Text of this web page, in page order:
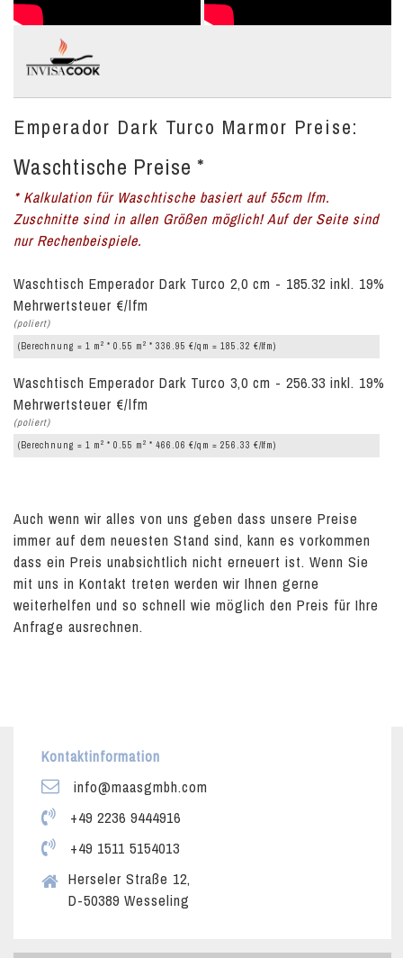
Emperador Dark Turco Marmor Preise:
Waschtische Preise *
* Kalkulation für Waschtische basiert auf 55cm lfm.
Zuschnitte sind in allen Größen möglich! Auf der Seite sind
nur Rechenbeispiele.
Waschtisch Emperador Dark Turco 2,0 cm - 185.32 inkl. 19%
Mehrwertsteuer €/lfm
(poliert)
(Berechnung = 1 m 2 * 0.55 m 2 * 336.95 €/qm = 185.32 €/lfm)
Waschtisch Emperador Dark Turco 3,0 cm - 256.33 inkl. 19%
Mehrwertsteuer €/lfm
(poliert)
(Berechnung = 1 m 2 * 0.55 m 2 * 466.06 €/qm = 256.33 €/lfm)
Auch wenn wir alles von uns geben dass unsere Preise
immer auf dem neuesten Stand sind, kann es vorkommen
dass ein Preis unabsichtlich nicht erneuert ist. Wenn Sie
mit uns in Kontakt treten werden wir Ihnen gerne
weiterhelfen und so schnell wie möglich den Preis für Ihre
Anfrage ausrechnen.
Kontaktinformation
info@maasgmbh.com
+49 2236 9444916
+49 1511 5154013
Herseler Straße 12,
D-50389 Wesseling